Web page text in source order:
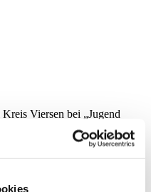
Viersen bei „Jugend
in Krefeld so richtig
dabei und habe über die
Biologie), die